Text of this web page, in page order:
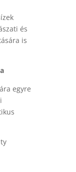
és
is
egyre